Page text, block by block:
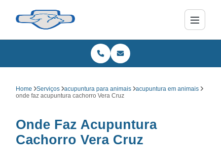
Home Serviços acupuntura para animais
acupuntura em animais
onde faz acupuntura cachorro Vera Cruz
Onde Faz Acupuntura
Cachorro Vera Cruz